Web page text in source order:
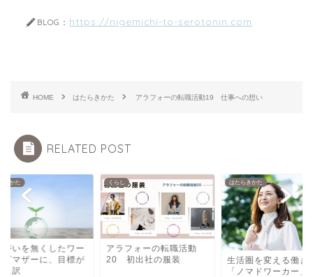
BLOG： https://nigemichi-to-serotonin.com
HOME はたらきかた アラフォーの転職活動19 仕事への想い
RELATED POST
きかた
がいを無くしたワー
グマザーに、目標が
た訳
くらし
アラフォーの転職活動
20 初出社の服装
はたらきかた
生活圏を変える働き
「ノマドワーカー」